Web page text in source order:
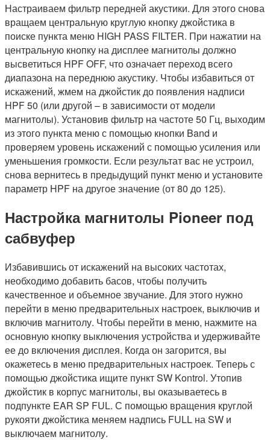
Настраиваем фильтр передней акустики. Для этого снова
вращаем центральную круглую кнопку джойстика в
поиске пункта меню HIGH PASS FILTER. При нажатии на
центральную кнопку на дисплее магнитолы должно
высветиться HPF OFF, что означает переход всего
диапазона на переднюю акустику. Чтобы избавиться от
искажений, жмем на джойстик до появления надписи
HPF 50 (или другой – в зависимости от модели
магнитолы). Установив фильтр на частоте 50 Гц, выходим
из этого пункта меню с помощью кнопки Band и
проверяем уровень искажений с помощью усиления или
уменьшения громкости. Если результат вас не устроил,
снова вернитесь в предыдущий пункт меню и установите
параметр HPF на другое значение (от 80 до 125).
Настройка магнитолы Pioneer под
сабвуфер
Избавившись от искажений на высоких частотах,
необходимо добавить басов, чтобы получить
качественное и объемное звучание. Для этого нужно
перейти в меню предварительных настроек, выключив и
включив магнитолу. Чтобы перейти в меню, нажмите на
основную кнопку выключения устройства и удерживайте
ее до включения дисплея. Когда он загорится, вы
окажетесь в меню предварительных настроек. Теперь с
помощью джойстика ищите пункт SW Kontrol. Утопив
джойстик в корпус магнитолы, вы оказываетесь в
подпункте EAR SP FUL. С помощью вращения круглой
рукояти джойстика меняем надпись FULL на SW и
выключаем магнитолу.